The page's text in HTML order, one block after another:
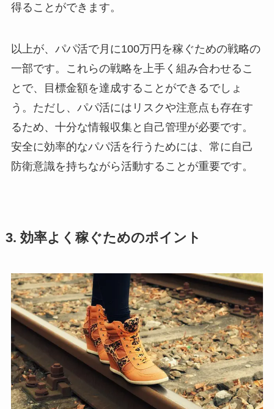
得ることができます。
以上が、パパ活で月に100万円を稼ぐための戦略の
一部です。これらの戦略を上手く組み合わせるこ
とで、目標金額を達成することができるでしょ
う。ただし、パパ活にはリスクや注意点も存在す
るため、十分な情報収集と自己管理が必要です。
安全に効率的なパパ活を行うためには、常に自己
防衛意識を持ちながら活動することが重要です。
3. 効率よく稼ぐためのポイント